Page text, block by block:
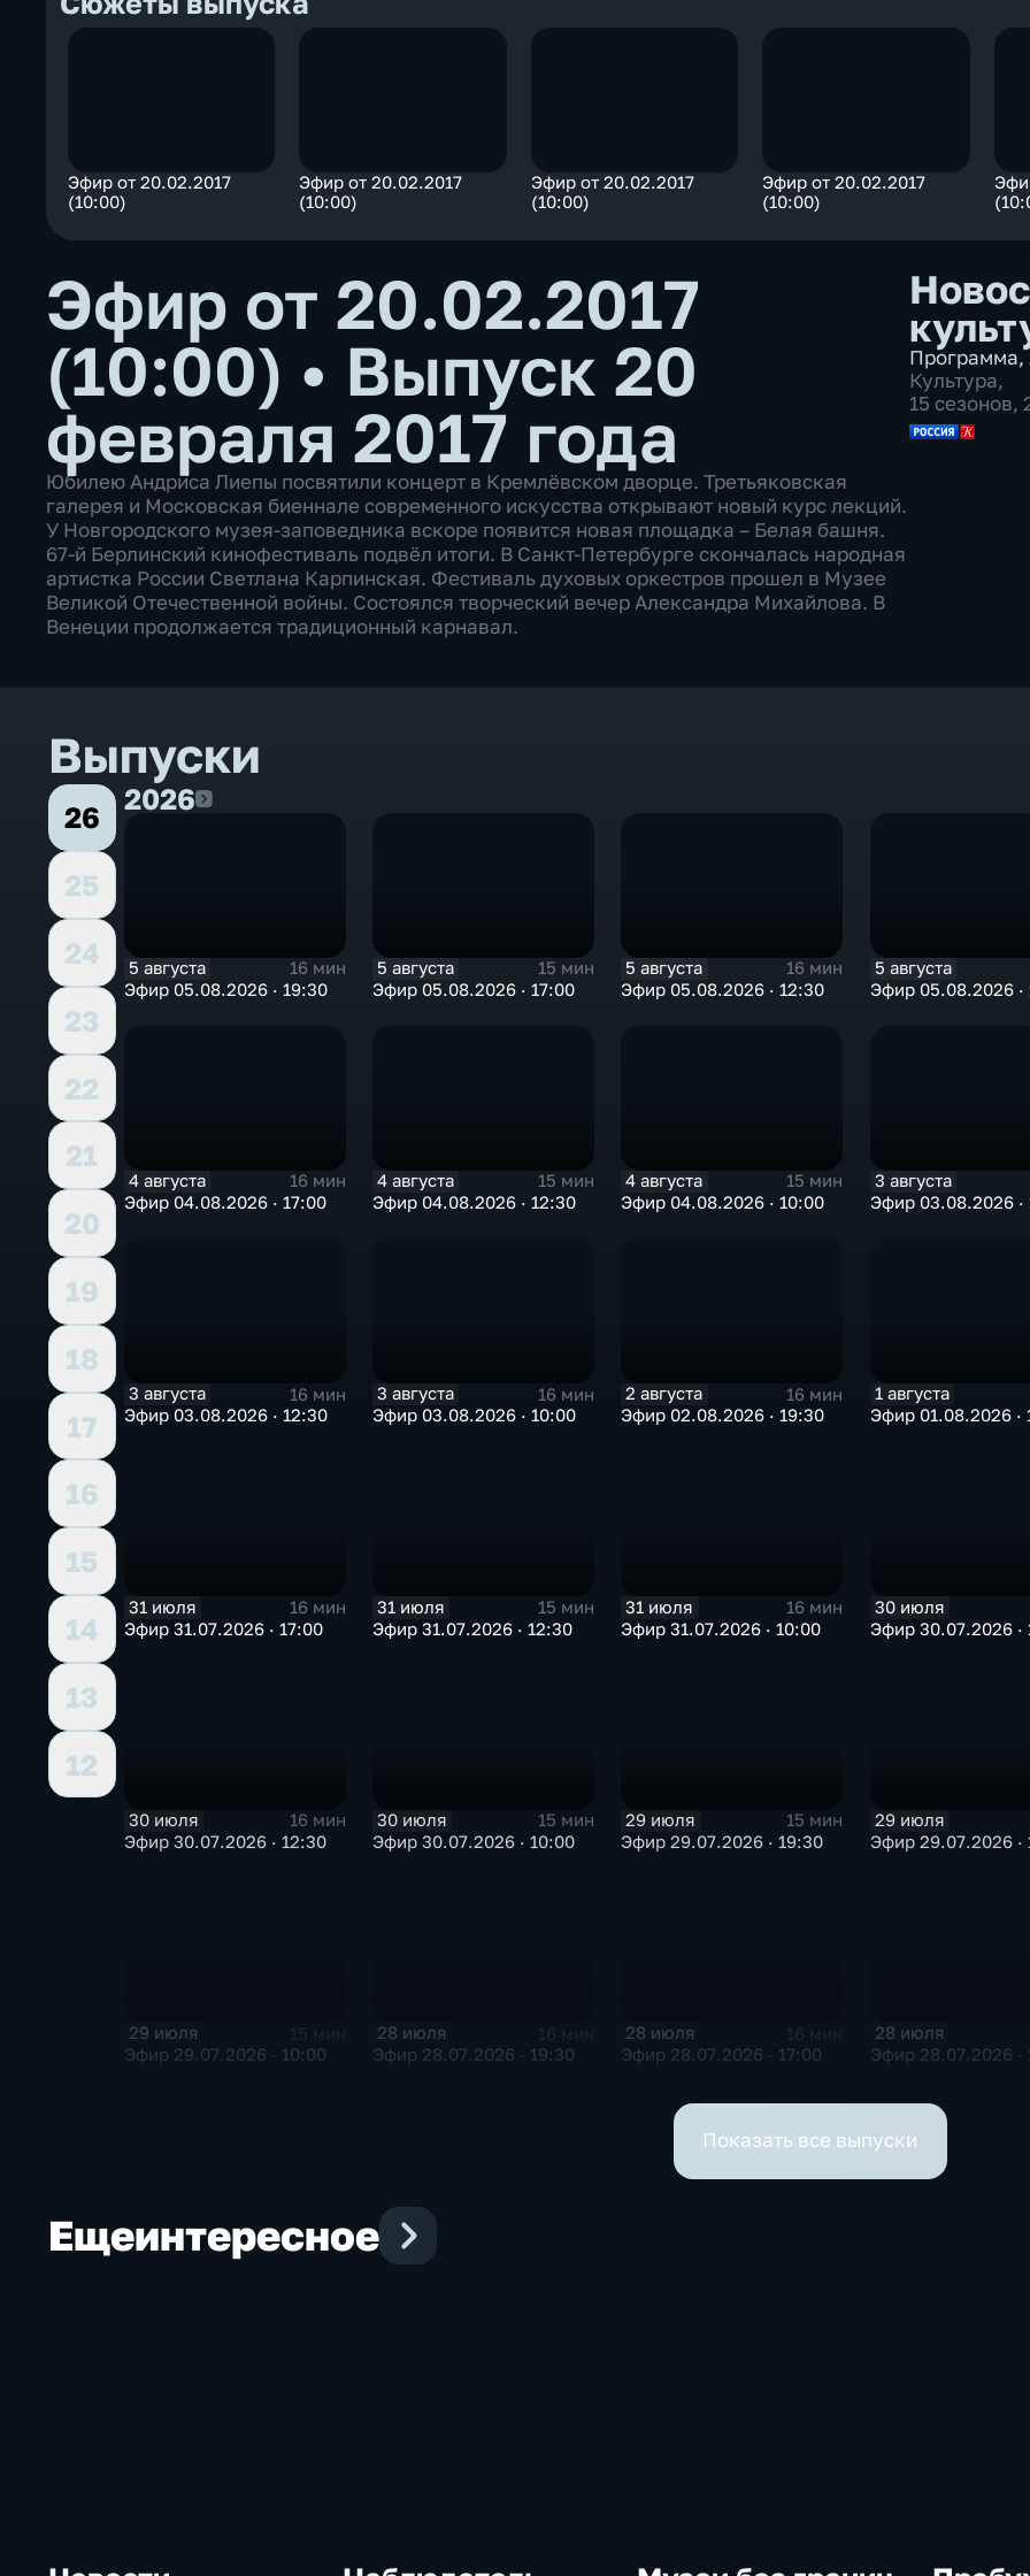
Эфир от 20.02.2017
(10:00)
Эфир от 20.02.2017
(10:00)
Эфир от 20.02.2017
(10:00)
Эфир от 20.02.2017
(10:00)
Эфир от 20.02.2017
(10:00) • Выпуск 20
февраля 2017 года
Юбилею Андриса Лиепы посвятили концерт в Кремлёвском дворце. Третьяковская
галерея и Московская биеннале современного искусства открывают новый курс лекций.
У Новгородского музея-заповедника вскоре появится новая площадка – Белая башня.
67-й Берлинский кинофестиваль подвёл итоги. В Санкт-Петербурге скончалась народная
артистка России Светлана Карпинская. Фестиваль духовых оркестров прошел в Музее
Великой Отечественной войны. Состоялся творческий вечер Александра Михайлова. В
Венеции продолжается традиционный карнавал.
Программа,
Культура,
15 сезонов,
Выпуски
26
25
24
23
22
21
20
19
18
17
16
15
14
13
12
20262026
5 августа
16 мин
Эфир 05.08.2026 · 19:30
5 августа
15 мин
Эфир 05.08.2026 · 17:00
5 августа
16 мин
Эфир 05.08.2026 · 12:30
5 августа
Эфир 05.08.2026 ·
4 августа
16 мин
Эфир 04.08.2026 · 17:00
4 августа
15 мин
Эфир 04.08.2026 · 12:30
4 августа
15 мин
Эфир 04.08.2026 · 10:00
3 августа
Эфир 03.08.2026 ·
3 августа
16 мин
Эфир 03.08.2026 · 12:30
3 августа
16 мин
Эфир 03.08.2026 · 10:00
2 августа
16 мин
Эфир 02.08.2026 · 19:30
1 августа
Эфир 01.08.2026 ·
31 июля
16 мин
Эфир 31.07.2026 · 17:00
31 июля
15 мин
Эфир 31.07.2026 · 12:30
31 июля
16 мин
Эфир 31.07.2026 · 10:00
30 июля
Эфир 30.07.2026 ·
30 июля
16 мин
Эфир 30.07.2026 · 12:30
30 июля
15 мин
Эфир 30.07.2026 · 10:00
29 июля
15 мин
Эфир 29.07.2026 · 19:30
29 июля
Эфир 29.07.2026 ·
29 июля
Эфир 29.07.2026 · 10:00
28 июля
Эфир 28.07.2026 · 19:30
28 июля
Эфир 28.07.2026 · 17:00
28 июля
Эфир 28.07.2026 ·
Показать все выпуски
Ещеинтересное